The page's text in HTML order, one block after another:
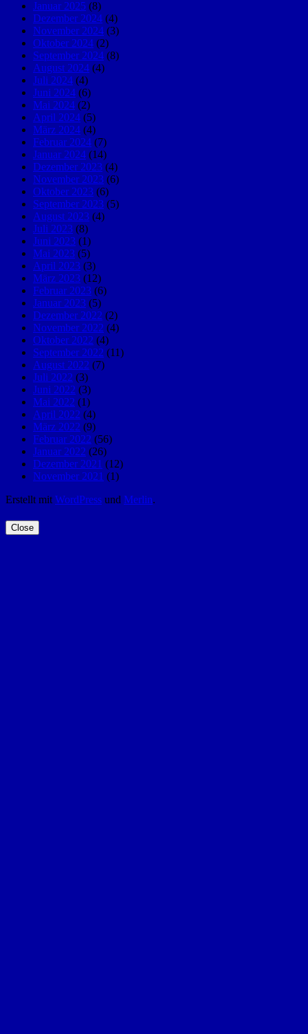
Januar 2025 (8)
Dezember 2024 (4)
November 2024 (3)
Oktober 2024 (2)
September 2024 (8)
August 2024 (4)
Juli 2024 (4)
Juni 2024 (6)
Mai 2024 (2)
April 2024 (5)
März 2024 (4)
Februar 2024 (7)
Januar 2024 (14)
Dezember 2023 (4)
November 2023 (6)
Oktober 2023 (6)
September 2023 (5)
August 2023 (4)
Juli 2023 (8)
Juni 2023 (1)
Mai 2023 (5)
April 2023 (3)
März 2023 (12)
Februar 2023 (6)
Januar 2023 (5)
Dezember 2022 (2)
November 2022 (4)
Oktober 2022 (4)
September 2022 (11)
August 2022 (7)
Juli 2022 (3)
Juni 2022 (3)
Mai 2022 (1)
April 2022 (4)
März 2022 (9)
Februar 2022 (56)
Januar 2022 (26)
Dezember 2021 (12)
November 2021 (1)
Erstellt mit WordPress und Merlin.
Close